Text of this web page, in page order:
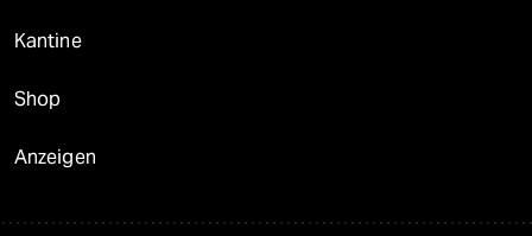
Kantine
Shop
Anzeigen